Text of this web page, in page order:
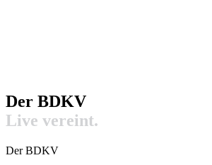
Der BDKV​
Live vereint.
Der BDKV